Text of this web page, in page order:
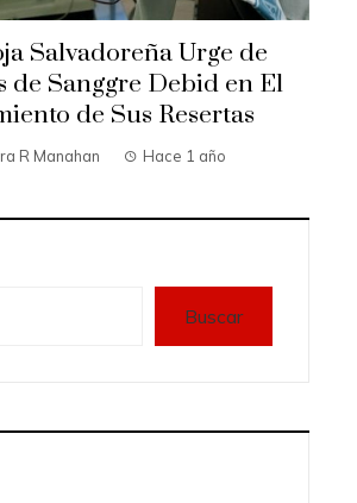
Salvadoreña Urge de
de Sanggre Debid en El
de Sus Resertas
R Manahan Hace 1 año
Buscar